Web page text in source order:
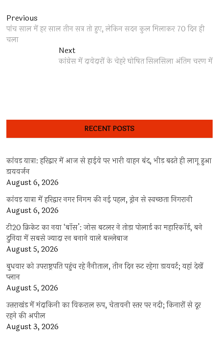
Post
navigation
Previous
post:
पांच साल में हर साल तीन सत्र तो हुए, लेकिन सदन कुल मिलाकर 70 दिन ही
चला
NextNext
post:
कांग्रेस में दावेदारों के चेहरे घोषित सिलसिला अंतिम चरण में
RECENT POSTS
कांवड़ यात्रा: हरिद्वार में आज से हाईवे पर भारी वाहन बंद, भीड़ बढ़ते ही लागू हुआ
डायवर्जन
August 6, 2026
कांवड़ यात्रा में हरिद्वार नगर निगम की नई पहल, ड्रोन से स्वच्छता निगरानी
August 6, 2026
टी20 क्रिकेट का नया ‘बॉस’: जोस बटलर ने तोड़ा पोलार्ड का महारिकॉर्ड, बने
दुनिया में सबसे ज्यादा रन बनाने वाले बल्लेबाज
August 5, 2026
बुधवार को उपराष्ट्रपति पहुंच रहे नैनीताल, तीन दिन रूट रहेगा डायवर्ट; यहां देखें
प्‍लान
August 5, 2026
उत्तराखंड में मंदाकिनी का विकराल रूप, चेतावनी स्तर पर नदी; किनारों से दूर
रहने की अपील
August 3, 2026